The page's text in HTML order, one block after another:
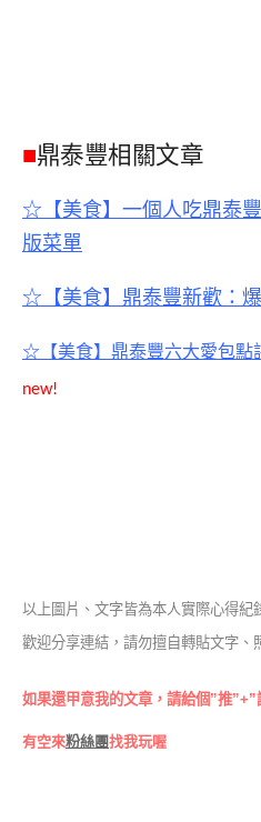
■鼎泰豐相關文章
☆【美食】一個人吃鼎泰
版菜單
☆【美食】鼎泰豐新歡：
☆【美食】鼎泰豐六大愛包點
new!
以上圖片、文字皆為本人實際心得紀
歡迎分享連結，請勿擅自轉貼文字、
如果還甲意我的文章，請給個”推
有空來粉絲團找我玩喔